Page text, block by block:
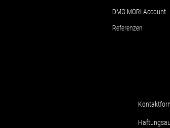
DMG MORI Account
Referenzen